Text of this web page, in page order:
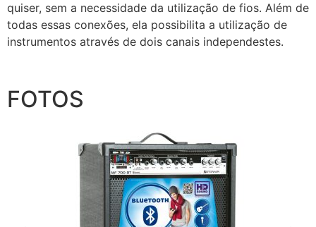
quiser, sem a necessidade da utilização de fios. Além de
todas essas conexões, ela possibilita a utilização de
instrumentos através de dois canais independestes.
FOTOS